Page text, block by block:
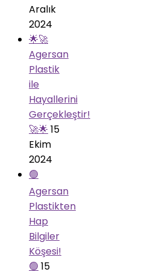
Aralık
2024
🌟🚀
Agersan
Plastik
ile
Hayallerini
Gerçekleştir!
🚀🌟 15
Ekim
2024
🟢
Agersan
Plastikten
Hap
Bilgiler
Köşesi!
🟢 15